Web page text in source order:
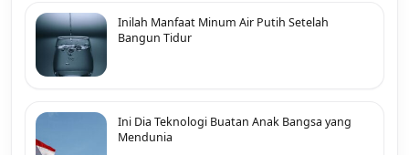
Inilah Manfaat Minum Air Putih Setelah
Bangun Tidur
Ini Dia Teknologi Buatan Anak Bangsa yang
Mendunia